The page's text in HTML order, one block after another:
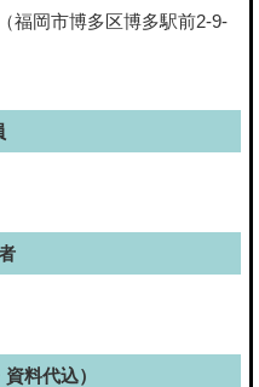
（福岡市博多区博多駅前2-9-
料代込）